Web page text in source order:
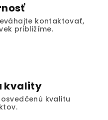
kontaktovať,
približíme.
kvality
kvalitu